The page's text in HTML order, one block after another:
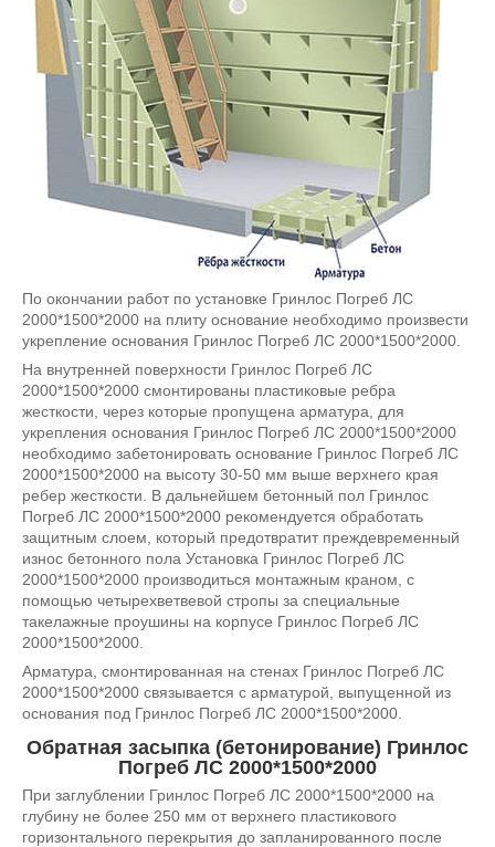
По окончании работ по установке Гринлос Погреб ЛС
2000*1500*2000 на плиту основание необходимо произвести
укрепление основания Гринлос Погреб ЛС 2000*1500*2000.
На внутренней поверхности Гринлос Погреб ЛС
2000*1500*2000 смонтированы пластиковые ребра
жесткости, через которые пропущена арматура, для
укрепления основания Гринлос Погреб ЛС 2000*1500*2000
необходимо забетонировать основание Гринлос Погреб ЛС
2000*1500*2000 на высоту 30-50 мм выше верхнего края
ребер жесткости. В дальнейшем бетонный пол Гринлос
Погреб ЛС 2000*1500*2000 рекомендуется обработать
защитным слоем, который предотвратит преждевременный
износ бетонного пола Установка Гринлос Погреб ЛС
2000*1500*2000 производиться монтажным краном, с
помощью четырехветвевой стропы за специальные
такелажные проушины на корпусе Гринлос Погреб ЛС
2000*1500*2000.
Арматура, смонтированная на стенах Гринлос Погреб ЛС
2000*1500*2000 связывается с арматурой, выпущенной из
основания под Гринлос Погреб ЛС 2000*1500*2000.
Обратная засыпка (бетонирование) Гринлос
Погреб ЛС 2000*1500*2000
При заглублении Гринлос Погреб ЛС 2000*1500*2000 на
глубину не более 250 мм от верхнего пластикового
горизонтального перекрытия до запланированного после